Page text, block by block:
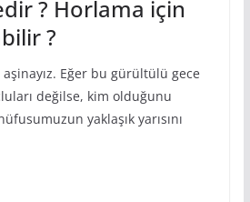
? Horlama için
?
Eğer bu gürültülü gece
değilse, kim olduğunu
yaklaşık yarısını